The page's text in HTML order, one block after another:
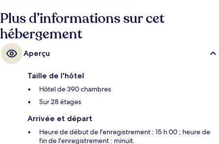
Plus d’informations sur cet
hébergement
Aperçu
Taille de l'hôtel
Hôtel de 390 chambres
Sur 28 étages
Arrivée et départ
Heure de début de l'enregistrement : 15 h 00 ; heure de
fin de l'enregistrement : minuit.